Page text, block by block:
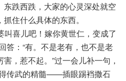
跌西跌，大家的心灵深处就空
住什么具体的东西。
喜儿吧！嫁你黄世仁，变成了
答：“有。不是老有，也不是老
，惹不起。”过一会儿补一句，
传武的精髓——插眼踢裆撒石